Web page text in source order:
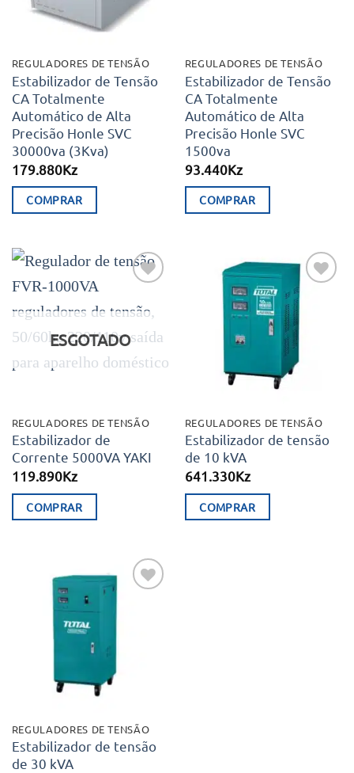
REGULADORES DE TENSÃO
Estabilizador de Tensão
CA Totalmente
Automático de Alta
Precisão Honle SVC
30000va (3Kva)
179.880Kz
COMPRAR
REGULADORES DE TENSÃO
Estabilizador de Tensão
CA Totalmente
Automático de Alta
Precisão Honle SVC
1500va
93.440Kz
COMPRAR
aos meus
ESGOTADO
REGULADORES DE TENSÃO
Estabilizador de
Corrente 5000VA YAKI
119.890Kz
COMPRAR
Adicionar
aos meus
desejos
REGULADORES DE TENSÃO
Estabilizador de tensão
de 10 kVA
641.330Kz
COMPRAR
Adicionar
aos meus
REGULADORES DE TENSÃO
Estabilizador de tensão
de 30 kVA